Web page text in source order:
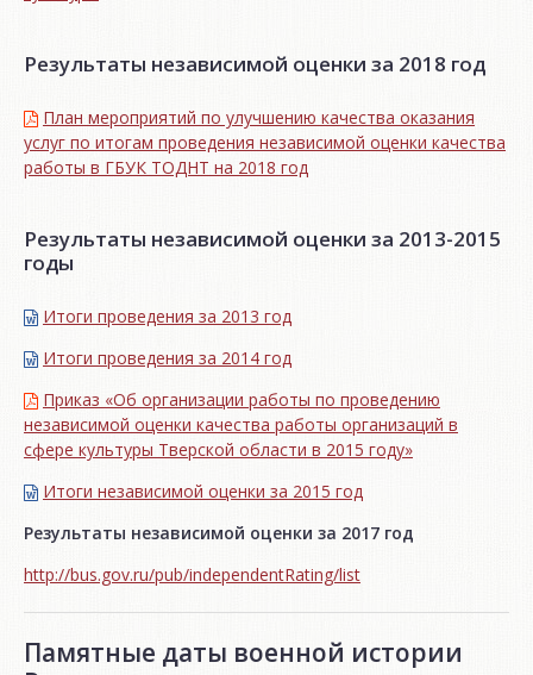
Результаты независимой оценки за 2018 год
План мероприятий по улучшению качества оказания
услуг по итогам проведения независимой оценки качества
работы в ГБУК ТОДНТ на 2018 год
Результаты независимой оценки за 2013-2015
годы
Итоги проведения за 2013 год
Итоги проведения за 2014 год
Приказ «Об организации работы по проведению
независимой оценки качества работы организаций в
сфере культуры Тверской области в 2015 году»
Итоги независимой oценки за 2015 год
Результаты независимой оценки за 2017 год
http://bus.gov.ru/pub/independentRating/list
Памятные даты военной истории